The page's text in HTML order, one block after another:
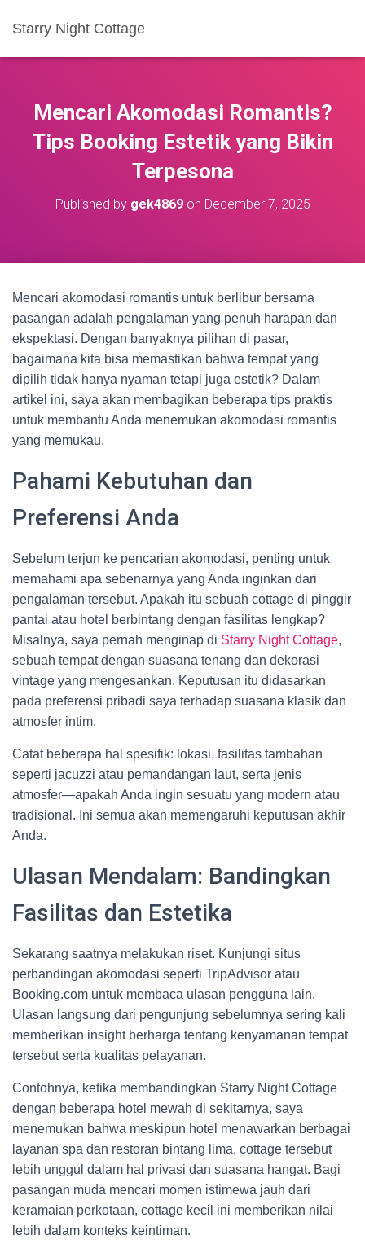
Starry Night Cottage
Mencari Akomodasi Romantis?
Tips Booking Estetik yang Bikin
Terpesona
Published by gek4869on December 7, 2025
Mencari akomodasi romantis untuk berlibur bersama
pasangan adalah pengalaman yang penuh harapan dan
ekspektasi. Dengan banyaknya pilihan di pasar,
bagaimana kita bisa memastikan bahwa tempat yang
dipilih tidak hanya nyaman tetapi juga estetik? Dalam
artikel ini, saya akan membagikan beberapa tips praktis
untuk membantu Anda menemukan akomodasi romantis
yang memukau.
Pahami Kebutuhan dan
Preferensi Anda
Sebelum terjun ke pencarian akomodasi, penting untuk
memahami apa sebenarnya yang Anda inginkan dari
pengalaman tersebut. Apakah itu sebuah cottage di pinggir
pantai atau hotel berbintang dengan fasilitas lengkap?
Misalnya, saya pernah menginap di Starry Night Cottage,
sebuah tempat dengan suasana tenang dan dekorasi
vintage yang mengesankan. Keputusan itu didasarkan
pada preferensi pribadi saya terhadap suasana klasik dan
atmosfer intim.
Catat beberapa hal spesifik: lokasi, fasilitas tambahan
seperti jacuzzi atau pemandangan laut, serta jenis
atmosfer—apakah Anda ingin sesuatu yang modern atau
tradisional. Ini semua akan memengaruhi keputusan akhir
Anda.
Ulasan Mendalam: Bandingkan
Fasilitas dan Estetika
Sekarang saatnya melakukan riset. Kunjungi situs
perbandingan akomodasi seperti TripAdvisor atau
Booking.com untuk membaca ulasan pengguna lain.
Ulasan langsung dari pengunjung sebelumnya sering kali
memberikan insight berharga tentang kenyamanan tempat
tersebut serta kualitas pelayanan.
Contohnya, ketika membandingkan Starry Night Cottage
dengan beberapa hotel mewah di sekitarnya, saya
menemukan bahwa meskipun hotel menawarkan berbagai
layanan spa dan restoran bintang lima, cottage tersebut
lebih unggul dalam hal privasi dan suasana hangat. Bagi
pasangan muda mencari momen istimewa jauh dari
keramaian perkotaan, cottage kecil ini memberikan nilai
lebih dalam konteks keintiman.